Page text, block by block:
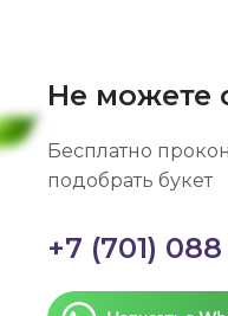
Не можете
Бесплатно
подобрать букет
+7 (701)